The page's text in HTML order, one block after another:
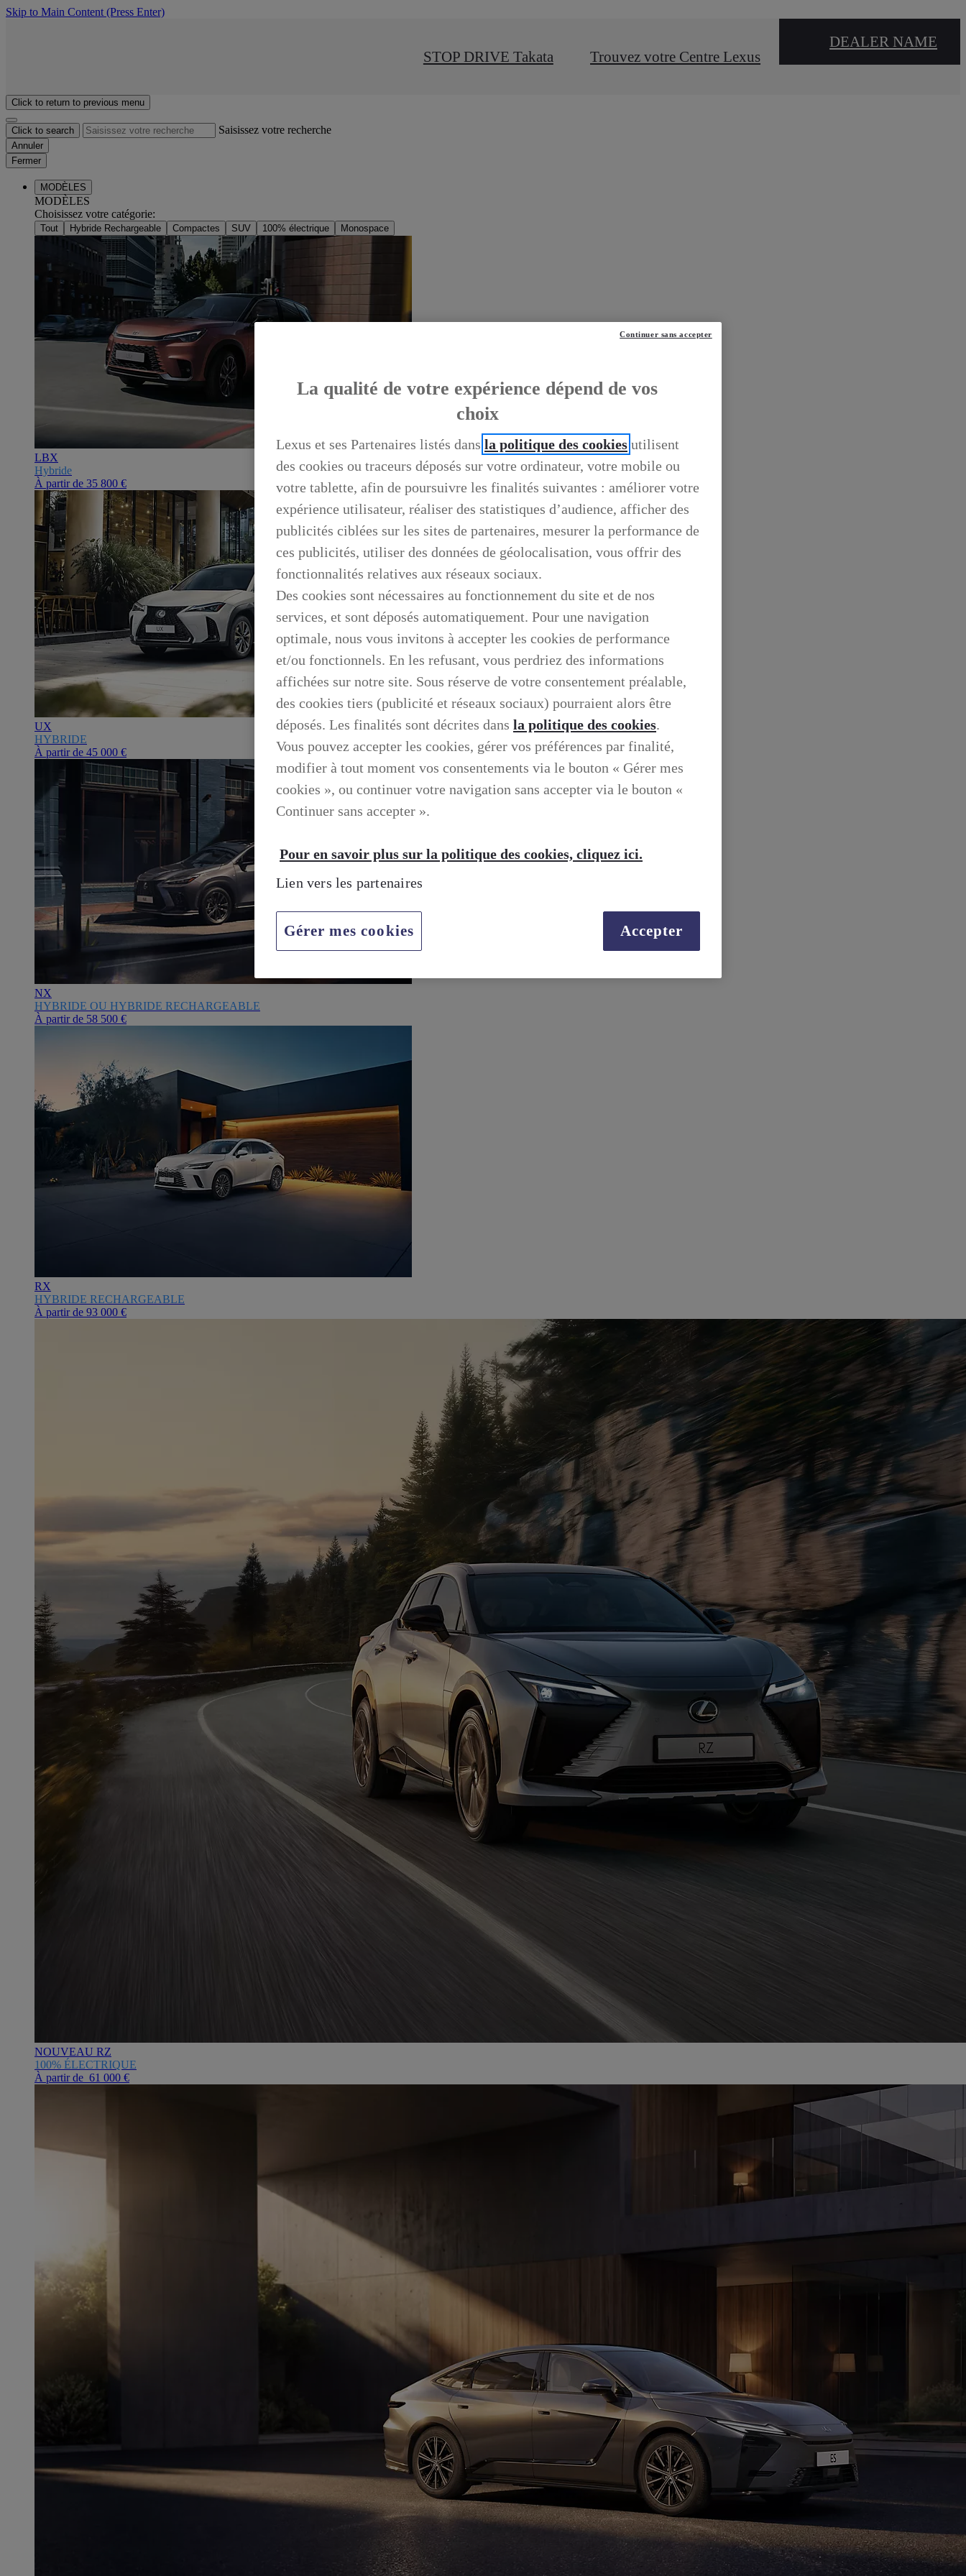
Skip to Main Content (Press Enter)
STOP DRIVE Takata Trouvez votre Centre Lexus
DEALER NAME
Click to return to previous menu
Click to search Saisissez votre recherche
Annuler
Fermer
MODÈLES
MODÈLES
Choisissez votre catégorie:
Tout Hybride Rechargeable Compactes SUV 100% électrique Monospace
LBX
Hybride
À partir de 35 800 €
UX
HYBRIDE
À partir de 45 000 €
NX
HYBRIDE OU HYBRIDE RECHARGEABLE
À partir de 58 500 €
RX
HYBRIDE RECHARGEABLE
À partir de 93 000 €
NOUVEAU RZ
100% ÉLECTRIQUE
À partir de 61 000 €
La qualité de votre expérience dépend de vos
choix
Lexus et ses Partenaires listés dans la politique des cookies utilisent
des cookies ou traceurs déposés sur votre ordinateur, votre mobile ou
votre tablette, afin de poursuivre les finalités suivantes : améliorer votre
expérience utilisateur, réaliser des statistiques d’audience, afficher des
publicités ciblées sur les sites de partenaires, mesurer la performance de
ces publicités, utiliser des données de géolocalisation, vous offrir des
fonctionnalités relatives aux réseaux sociaux.
Des cookies sont nécessaires au fonctionnement du site et de nos
services, et sont déposés automatiquement. Pour une navigation
optimale, nous vous invitons à accepter les cookies de performance
et/ou fonctionnels. En les refusant, vous perdriez des informations
affichées sur notre site. Sous réserve de votre consentement préalable,
des cookies tiers (publicité et réseaux sociaux) pourraient alors être
déposés. Les finalités sont décrites dans la politique des cookies.
Vous pouvez accepter les cookies, gérer vos préférences par finalité,
modifier à tout moment vos consentements via le bouton « Gérer mes
cookies », ou continuer votre navigation sans accepter via le bouton «
Continuer sans accepter ».
Pour en savoir plus sur la politique des cookies, cliquez ici.
Lien vers les partenaires
Gérer mes cookies
Continuer sans accepter
Accepter